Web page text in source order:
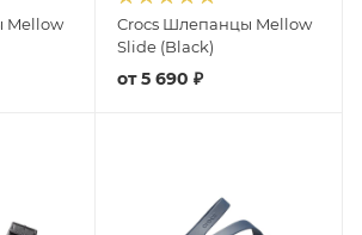
Mellow
Crocs Шлепанцы Mellow
Slide (Black)
от5 690 ₽